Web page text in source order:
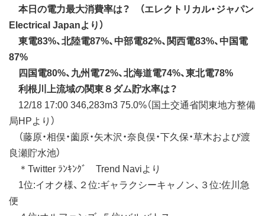
本日の電力最大消費率は？ （エレクトリカル・ジャパン
Electrical Japanより）
東電83%、北陸電87%、中部電82%、関西電83%、中国電
87%
四国電80%、九州電72%、北海道電74%、東北電78%
利根川上流域の関東８ダム貯水率は？
12/18 17:00 346,283m3 75.0%（国土交通省関東地方整備
局HPより）
（藤原・相俣・薗原・矢木沢・奈良俣・下久保・草木および渡
良瀬貯水池）
＊Twitter ﾗﾝｷﾝｸﾞ Trend Naviより
1位:イオク様、２位:ギャラクシーキャノン、３位:佐川急
便